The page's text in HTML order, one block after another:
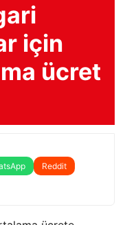
için
ücret
Reddit